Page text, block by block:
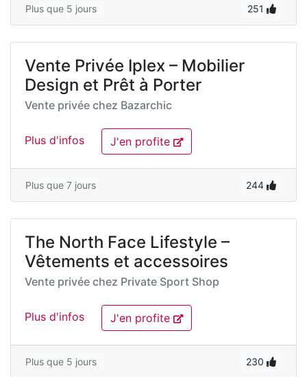
Plus que 5 jours 251
Vente Privée Iplex – Mobilier
Design et Prêt à Porter
Vente privée chez Bazarchic
Plus d'infos J'en profite
Plus que 7 jours 244
The North Face Lifestyle –
Vêtements et accessoires
Vente privée chez Private Sport Shop
Plus d'infos J'en profite
Plus que 5 jours 230